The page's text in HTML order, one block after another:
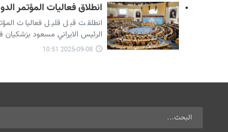
انطلاق فعاليات المؤتمر
انطلقت قبل قليل فعاليات
الرئيس الايراني مسعود بزشكيان
2025-09-08 10:51